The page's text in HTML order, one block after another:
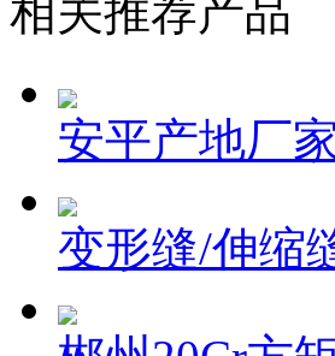
相关推荐产品
安平产地厂
变形缝/伸缩